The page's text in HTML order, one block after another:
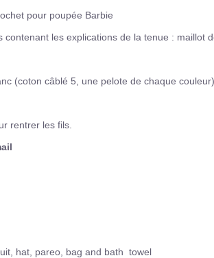
pour poupée Barbie
contenant les explications de la tenue : maillot
(coton câblé 5, une pelote de chaque couleur)
rentrer les fils.
hat, pareo, bag and bath towel